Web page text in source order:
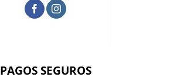
PAGOS SEGUROS